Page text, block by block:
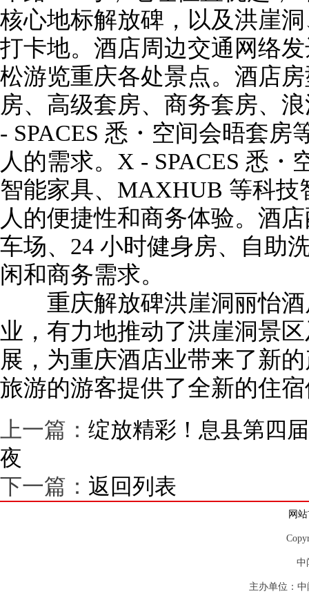
核心地标解放碑，以及洪崖
打卡地。酒店周边交通网络
松游览重庆各处景点。酒店
房、高级套房、商务套房、
- SPACES 悉・空间会晤套房
人的需求。X - SPACES 悉
智能家具、MAXHUB 等科技
人的便捷性和商务体验。酒
车场、24 小时健身房、自助
闲和商务需求。
重庆解放碑洪崖洞丽怡酒
业，有力地推动了洪崖洞景
展，为重庆酒店业带来了新
旅游的游客提供了全新的住
上一篇： 绽放精彩！息县第四
夜
下一篇： 返回列表
网
中
主办单位：